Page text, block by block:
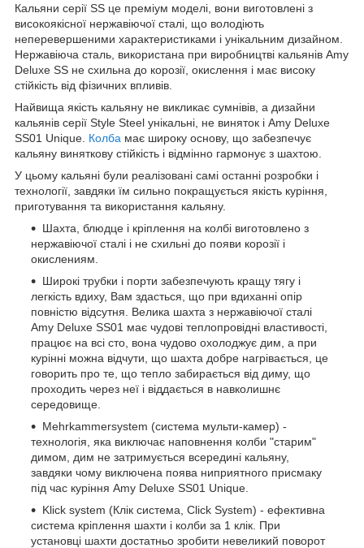
Кальяни серії SS це преміум моделі, вони виготовлені з
високоякісної нержавіючої сталі, що володіють
неперевершеними характеристиками і унікальним дизайном.
Нержавіюча сталь, використана при виробництві кальянів Amy
Deluxe SS не схильна до корозії, окислення і має високу
стійкість від фізичних впливів.
Найвища якість кальяну не викликає сумнівів, а дизайни
кальянів серії Style Steel унікальні, не виняток і Amy Deluxe
SS01 Unique. Колба має широку основу, що забезпечує
кальяну виняткову стійкість і відмінно гармонує з шахтою.
У цьому кальяні були реалізовані самі останні розробки і
технології, завдяки їм сильно покращується якість куріння,
приготування та використання кальяну.
Шахта, блюдце і кріплення на колбі виготовлено з
нержавіючої сталі і не схильні до появи корозії і
окислениям.
Широкі трубки і порти забезпечують кращу тягу і
легкість вдиху, Вам здасться, що при вдиханні опір
повністю відсутня. Велика шахта з нержавіючої сталі
Amy Deluxe SS01 має чудові теплопровідні властивості,
працює на всі сто, вона чудово охолоджує дим, а при
курінні можна відчути, що шахта добре нагрівається, це
говорить про те, що тепло забирається від диму, що
проходить через неї і віддається в навколишнє
середовище.
Mehrkammersystem (система мульти-камер) -
технологія, яка виключає наповнення колби "старим"
димом, дим не затримується всередині кальяну,
завдяки чому виключена поява ниприятного присмаку
під час куріння Amy Deluxe SS01 Unique.
Klick system (Клік система, Click System) - ефективна
система кріплення шахти і колби за 1 клік. При
установці шахти достатньо зробити невеликий поворот